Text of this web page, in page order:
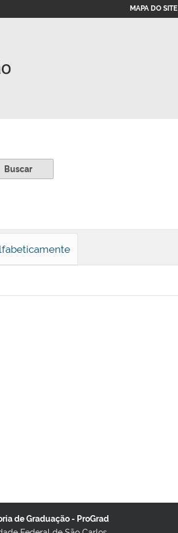
MAPA DO SITE
de Graduação - ProGrad